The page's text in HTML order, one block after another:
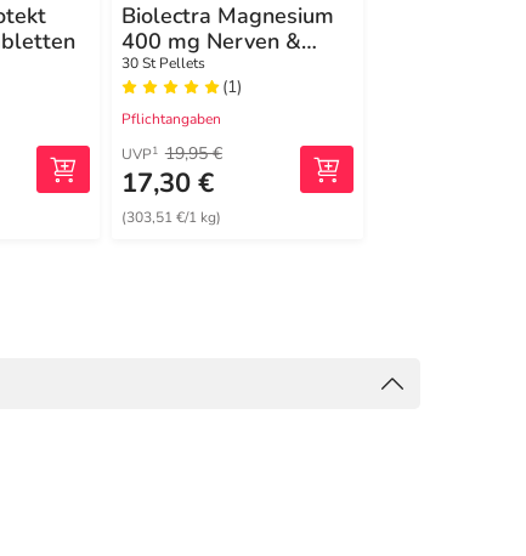
Biolectra Magnesium
400 mg Nerven &
Muskeln Vital
30 St Pellets
(1)
Pflichtangaben
UVP1 19,95 €
17,30 €
(303,51 €/1 kg)